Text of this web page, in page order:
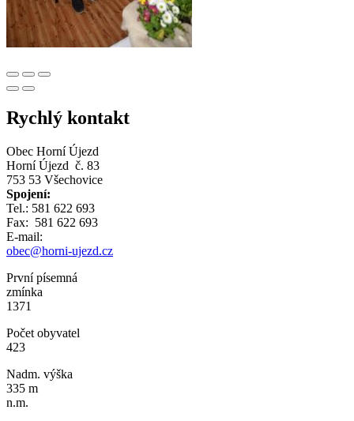
Rychlý kontakt
Obec Horní Újezd
Horní Újezd č. 83
753 53 Všechovice
Spojení:
Tel.: 581 622 693
Fax: 581 622 693
E-mail:
obec@horni-ujezd.cz
První písemná
zmínka
1371
Počet obyvatel
423
Nadm. výška
335 m
n.m.